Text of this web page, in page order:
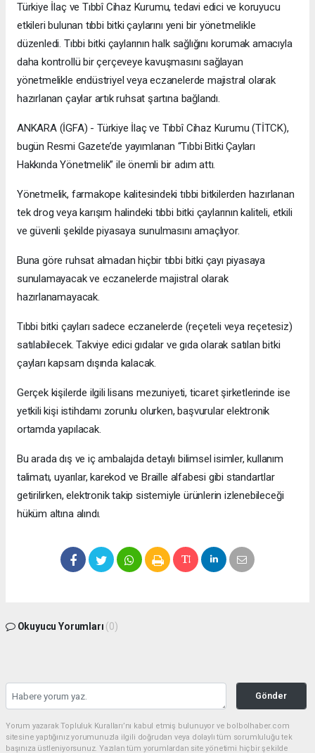
Türkiye İlaç ve Tıbbî Cihaz Kurumu, tedavi edici ve koruyucu
etkileri bulunan tıbbi bitki çaylarını yeni bir yönetmelikle
düzenledi. Tıbbi bitki çaylarının halk sağlığını korumak amacıyla
daha kontrollü bir çerçeveye kavuşmasını sağlayan
yönetmelikle endüstriyel veya eczanelerde majistral olarak
hazırlanan çaylar artık ruhsat şartına bağlandı.
ANKARA (İGFA) - Türkiye İlaç ve Tıbbî Cihaz Kurumu (TİTCK),
bugün Resmi Gazete’de yayımlanan “Tıbbi Bitki Çayları
Hakkında Yönetmelik” ile önemli bir adım attı.
Yönetmelik, farmakope kalitesindeki tıbbi bitkilerden hazırlanan
tek drog veya karışım halindeki tıbbi bitki çaylarının kaliteli, etkili
ve güvenli şekilde piyasaya sunulmasını amaçlıyor.
Buna göre ruhsat almadan hiçbir tıbbi bitki çayı piyasaya
sunulamayacak ve eczanelerde majistral olarak
hazırlanamayacak.
Tıbbi bitki çayları sadece eczanelerde (reçeteli veya reçetesiz)
satılabilecek. Takviye edici gıdalar ve gıda olarak satılan bitki
çayları kapsam dışında kalacak.
Gerçek kişilerde ilgili lisans mezuniyeti, ticaret şirketlerinde ise
yetkili kişi istihdamı zorunlu olurken, başvurular elektronik
ortamda yapılacak.
Bu arada dış ve iç ambalajda detaylı bilimsel isimler, kullanım
talimatı, uyarılar, karekod ve Braille alfabesi gibi standartlar
getirilirken, elektronik takip sistemiyle ürünlerin izlenebileceği
hüküm altına alındı.
Okuyucu Yorumları (0)
Gönder
Yorum yazarak Topluluk Kuralları’nı kabul etmiş bulunuyor ve bolbolhaber.com
sitesine yaptığınız yorumunuzla ilgili doğrudan veya dolaylı tüm sorumluluğu tek
başınıza üstleniyorsunuz. Yazılan tüm yorumlardan site yönetimi hiçbir şekilde